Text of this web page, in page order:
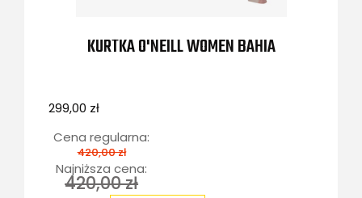
KURTKA O'NEILL WOMEN BAHIA
299,00 zł
Cena regularna:
420,00 zł
Najniższa cena:
420,00 zł